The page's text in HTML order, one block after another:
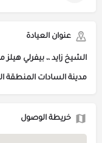
عنوان العيادة
مدينة السادات المنطقة
خريطة الوصول